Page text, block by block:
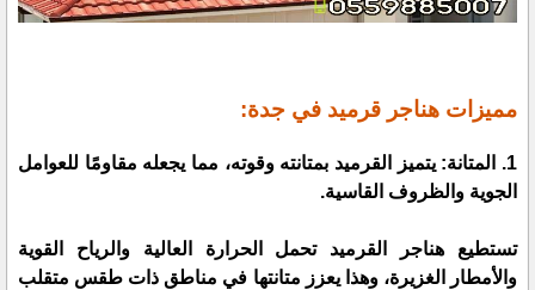
مميزات هناجر قرميد في جدة:
1. المتانة: يتميز القرميد بمتانته وقوته، مما يجعله مقاومًا للعوامل
الجوية والظروف القاسية.
تستطيع هناجر القرميد تحمل الحرارة العالية والرياح القوية
والأمطار الغزيرة، وهذا يعزز متانتها في مناطق ذات طقس متقلب